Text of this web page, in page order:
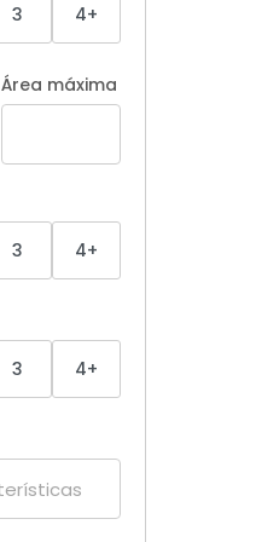
3 4+
Área máxima
3 4+
3 4+